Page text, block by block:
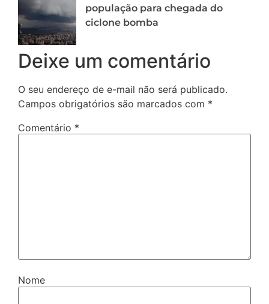
população para chegada do
ciclone bomba
Deixe um comentário
O seu endereço de e-mail não será publicado.
Campos obrigatórios são marcados com *
Comentário *
Nome